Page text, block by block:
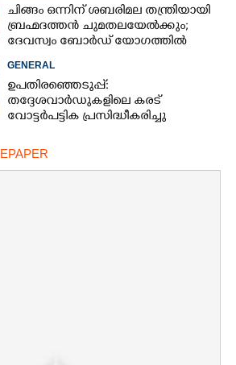
ചിങ്ങം ഒന്നിന് ശബരിമല തന്ത്രിയായി
ബ്രഹ്മദത്തൻ ചുമതലയേൽക്കും;
ദേവസ്വം ബോർഡ് യോഗത്തിൽ
GENERAL
ഉപതിരഞ്ഞെടുപ്പ്:
തദ്ദേശവാർഡുകളിലെ കരട്
വോട്ടർപട്ടിക പ്രസിദ്ധീകരിച്ചു
EPAPER